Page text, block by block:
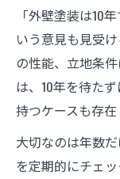
無駄な出費
計画的
ト
外壁塗
方法
外壁塗
由
「外壁塗装は10
いう意見も見受
の性能、立地条
は、10年を待た
持つケースも存在
大切なのは年数
を定期的にチェ